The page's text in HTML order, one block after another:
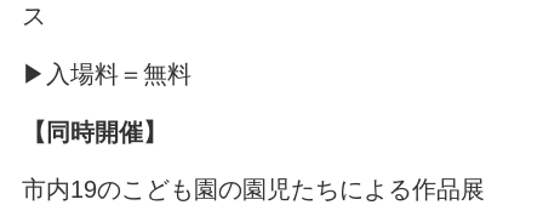
ス
▶入場料＝無料
【同時開催】
市内19のこども園の園児たちによる作品展